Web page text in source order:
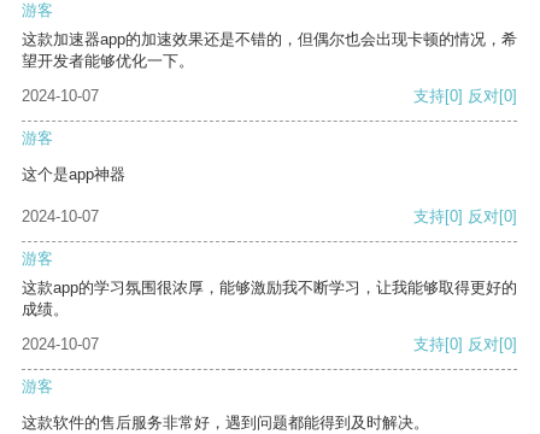
游客
这款加速器app的加速效果还是不错的，但偶尔也会出现卡顿的情况，希
望开发者能够优化一下。
2024-10-07
支持[0] 反对[0]
游客
这个是app神器
2024-10-07 支持[0] 反对[0]
游客
这款app的学习氛围很浓厚，能够激励我不断学习，让我能够取得更好的
成绩。
2024-10-07
支持[0] 反对[0]
游客
这款软件的售后服务非常好，遇到问题都能得到及时解决。